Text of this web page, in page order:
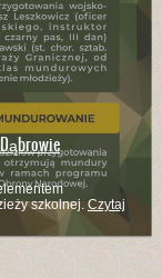
szkolnej. Czytaj